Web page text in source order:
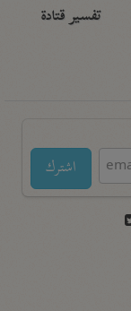
تفسير قتادة
اشترك